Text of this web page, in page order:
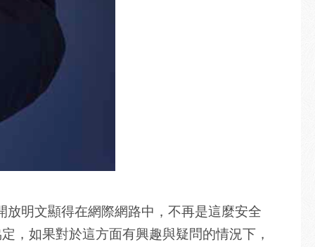
明文顯得在網際網路中，不再是這麼安全
，如果對於這方面有興趣與疑問的情況下，